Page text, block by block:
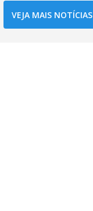
VEJA MAIS NOTÍCIAS